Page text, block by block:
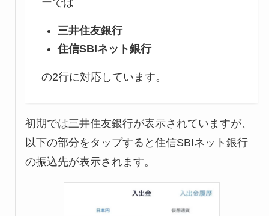
三井住友銀行
住信SBIネット銀行
の2行に対応しています。
初期では三井住友銀行が表示されていますが、
以下の部分をタップすると住信SBIネット銀行
の振込先が表示されます。